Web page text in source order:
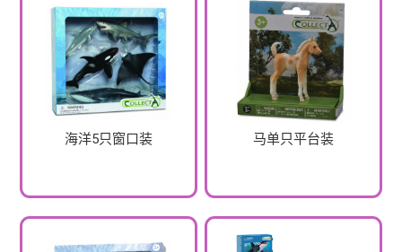
海洋5只窗口装 马单只平台装